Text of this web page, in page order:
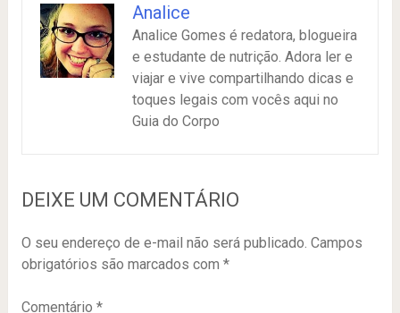
Analice
Analice Gomes é redatora, blogueira
e estudante de nutrição. Adora ler e
viajar e vive compartilhando dicas e
toques legais com vocês aqui no
Guia do Corpo
DEIXE UM COMENTÁRIO
O seu endereço de e-mail não será publicado. Campos
obrigatórios são marcados com *
Comentário *